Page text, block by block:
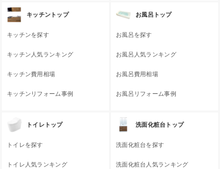
キッチントップ
キッチンを探す
キッチン人気ランキング
キッチン費用相場
キッチンリフォーム事例
お風呂トップ
お風呂を探す
お風呂人気ランキング
お風呂費用相場
お風呂リフォーム事例
トイレトップ
トイレを探す
トイレ人気ランキング
洗面化粧台トップ
洗面化粧台を探す
洗面化粧台人気ランキング